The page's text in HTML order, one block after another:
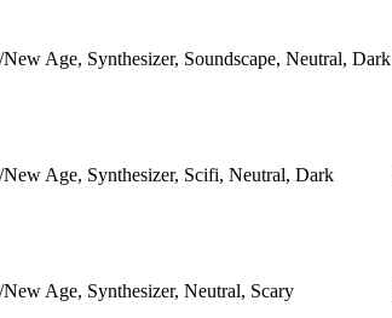
Age, Synthesizer, Soundscape, Neutral, Dark
Age, Synthesizer, Scifi, Neutral, Dark
Age, Synthesizer, Neutral, Scary